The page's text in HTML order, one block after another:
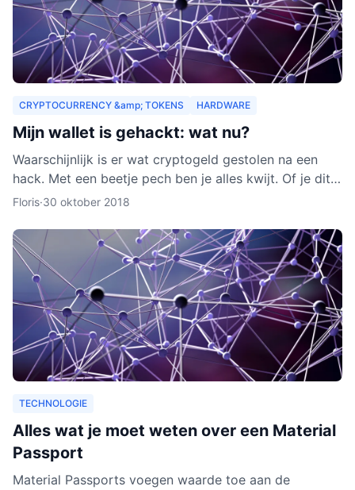
CRYPTOCURRENCY &amp; TOKENS HARDWARE
Mijn wallet is gehackt: wat nu?
Waarschijnlijk is er wat cryptogeld gestolen na een
hack. Met een beetje pech ben je alles kwijt. Of je dit
nog terug kunt krijgen, leggen we je uit in dit arti
Floris·30 oktober 2018
TECHNOLOGIE
Alles wat je moet weten over een Material
Passport
Material Passports voegen waarde toe aan de